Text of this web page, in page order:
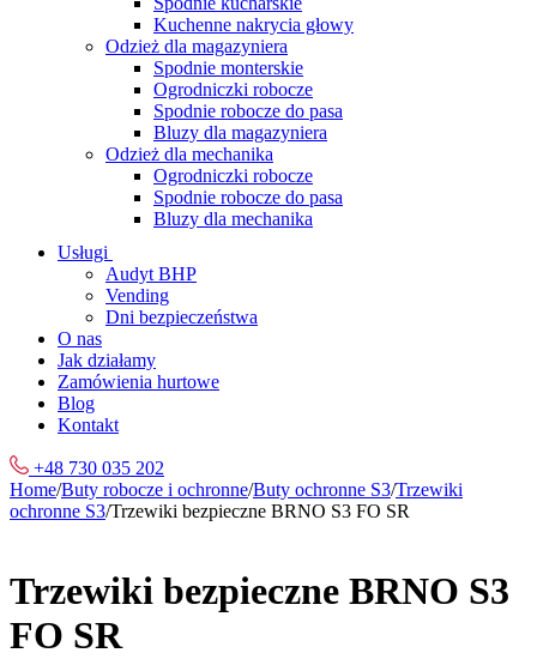
Kuchenne nakrycia głowy
Odzież dla magazyniera
Spodnie monterskie
Ogrodniczki robocze
Spodnie robocze do pasa
Bluzy dla magazyniera
Odzież dla mechanika
Ogrodniczki robocze
Spodnie robocze do pasa
Bluzy dla mechanika
Usługi
Audyt BHP
Vending
Dni bezpieczeństwa
O nas
Jak działamy
Zamówienia hurtowe
Blog
Kontakt
+48 730 035 202
Home/Buty robocze i ochronne/Buty ochronne S3/Trzewiki
ochronne S3/Trzewiki bezpieczne BRNO S3 FO SR
Trzewiki bezpieczne BRNO S3
FO SR